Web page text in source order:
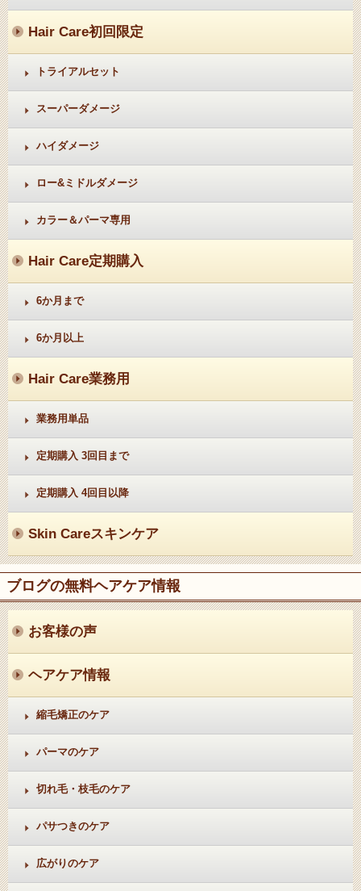
Hair Care初回限定
トライアルセット
スーパーダメージ
ハイダメージ
ロー&ミドルダメージ
カラー＆パーマ専用
Hair Care定期購入
6か月まで
6か月以上
Hair Care業務用
業務用単品
定期購入 3回目まで
定期購入 4回目以降
Skin Careスキンケア
ブログの無料ヘアケア情報
お客様の声
ヘアケア情報
縮毛矯正のケア
パーマのケア
切れ毛・枝毛のケア
パサつきのケア
広がりのケア